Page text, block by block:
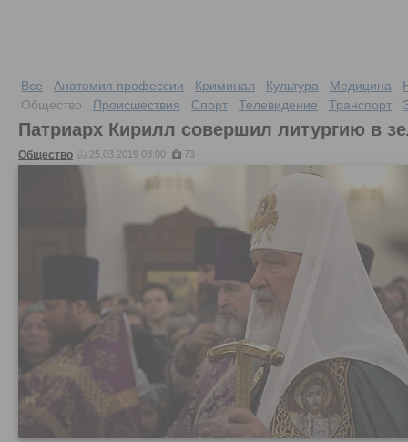
Все Анатомия профессии Криминал Культура Медицина
Общество
Происшествия Спорт Телевидение Транспорт
Патриарх Кирилл совершил литургию в
Общество 25.03.2019 08:00 73